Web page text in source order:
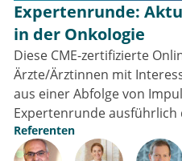
Expertenrunde:
in der Onkologie
Diese CME-zertifizierte
Ärzte/Ärztinnen mit
aus einer Abfolge von
Expertenrunde
Referenten